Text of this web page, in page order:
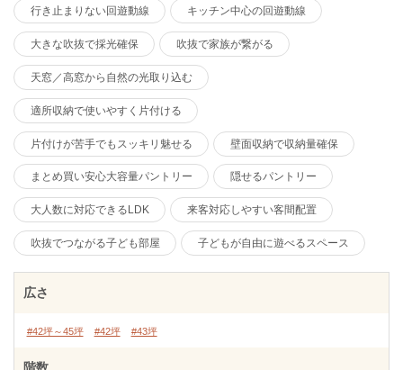
行き止まりない回遊動線 キッチン中心の回遊動線
大きな吹抜で採光確保 吹抜で家族が繋がる
天窓／高窓から自然の光取り込む
適所収納で使いやすく片付ける
片付けが苦手でもスッキリ魅せる 壁面収納で収納量確保
まとめ買い安心大容量パントリー 隠せるパントリー
大人数に対応できるLDK 来客対応しやすい客間配置
吹抜でつながる子ども部屋 子どもが自由に遊べるスペース
広さ
#42坪～45坪 #42坪 #43坪
階数